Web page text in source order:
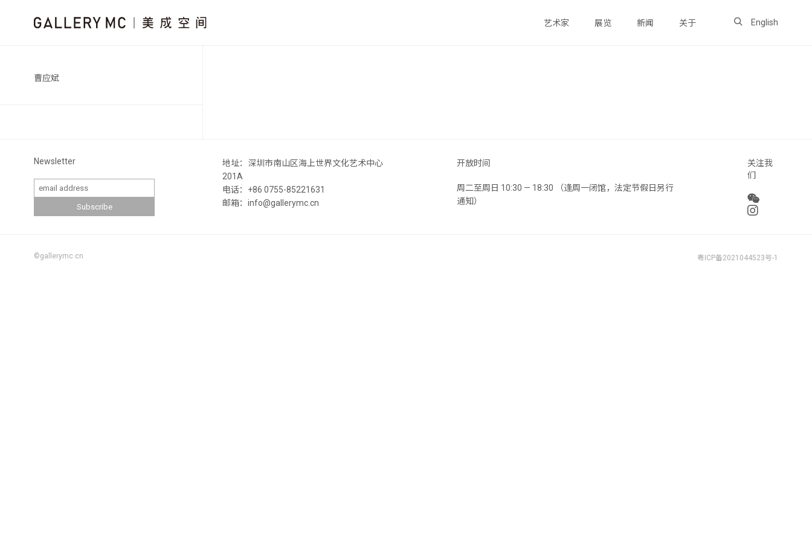
艺术家 展览 新闻 关于 English
曹应斌
Newsletter
地址：深圳市南山区海上世界文化艺术中心
201A
电话：+86 0755-85221631
邮箱：info@gallerymc.cn
开放时间
周二至周日 10:30 — 18:30 （逢周一闭馆，法定节假日另行
通知）
关注我
们
©gallerymc.cn 粤ICP备2021044523号-1